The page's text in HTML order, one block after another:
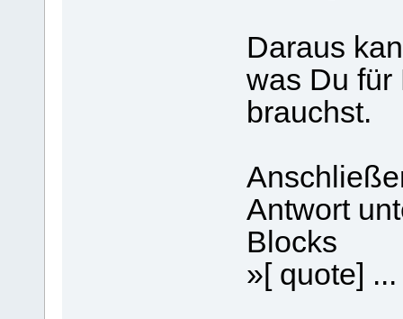
Daraus
was Du für
brauchst.
Antwort
Blocks
»[ quote]